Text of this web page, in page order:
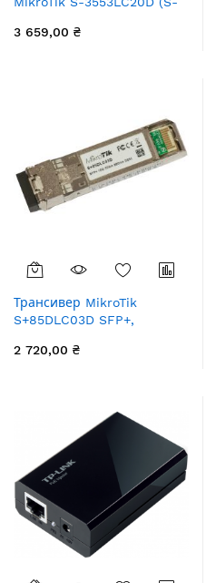
1шт), SM, 20км
3 659,00 ₴
Трансивер MikroTik
S+85DLC03D SFP+,
2 720,00 ₴